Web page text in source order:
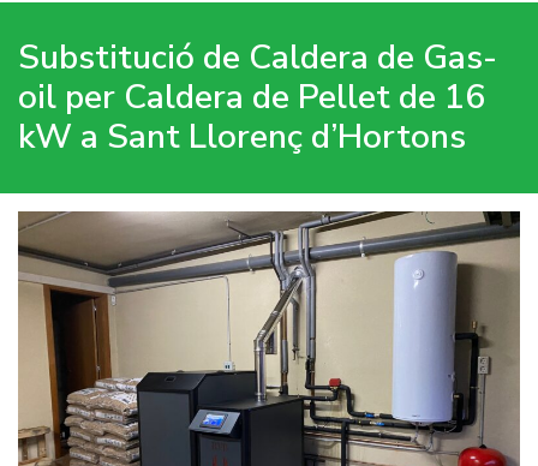
Substitució de Caldera de Gas-
oil per Caldera de Pellet de 16
kW a Sant Llorenç d’Hortons